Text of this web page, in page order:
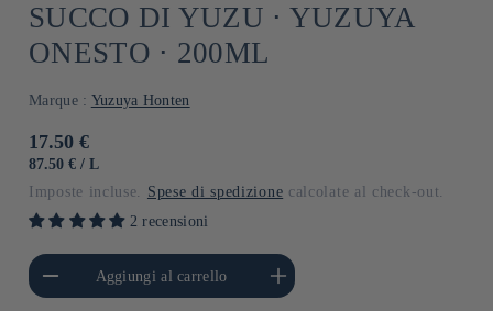
SUCCO DI YUZU ⋅ YUZUYA
ONESTO ⋅ 200ML
Marque : Yuzuya Honten
Prezzo
di
17.50 €
PREZZO
87.50 € / PER
L
Imposte incluse. Spese di spedizione calcolate al check-out.
2 recensioni
quantità per Default
Title
Aggiungi al carrello
Aumenta quantità per Default
Title